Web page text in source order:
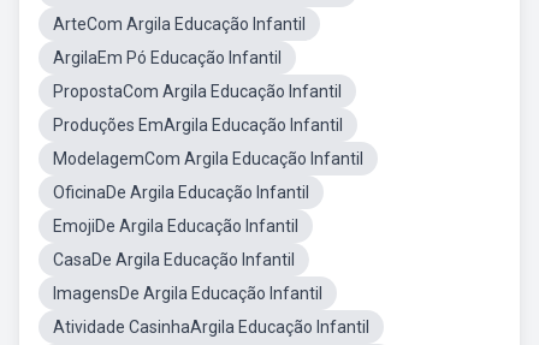
ArteCom Argila Educação Infantil
ArgilaEm Pó Educação Infantil
PropostaCom Argila Educação Infantil
Produções EmArgila Educação Infantil
ModelagemCom Argila Educação Infantil
OficinaDe Argila Educação Infantil
EmojiDe Argila Educação Infantil
CasaDe Argila Educação Infantil
ImagensDe Argila Educação Infantil
Atividade CasinhaArgila Educação Infantil